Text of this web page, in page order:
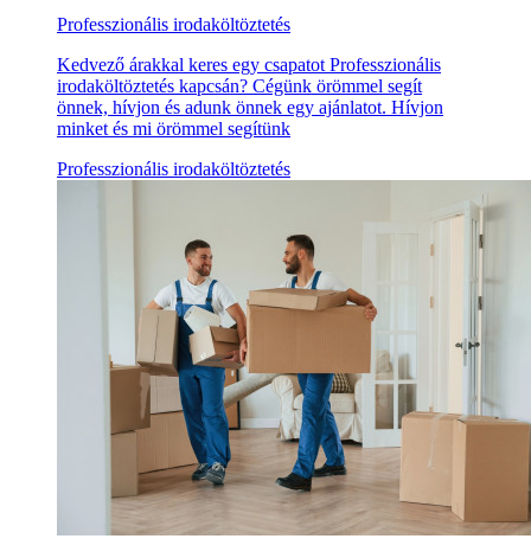
Professzionális irodaköltöztetés
Kedvező árakkal keres egy csapatot Professzionális
irodaköltöztetés kapcsán? Cégünk örömmel segít
önnek, hívjon és adunk önnek egy ajánlatot. Hívjon
minket és mi örömmel segítünk
Professzionális irodaköltöztetés